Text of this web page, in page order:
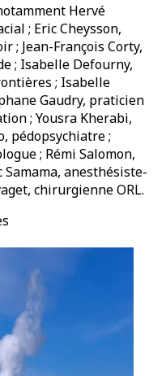
Hervé
; Eric Cheysson,
; Jean-François Corty,
; Isabelle Defourny,
; Isabelle
Gaudry, praticien
; Yousra Kherabi,
pédopsychiatre ;
; Rémi Salomon,
anesthésiste-
chirurgienne ORL.